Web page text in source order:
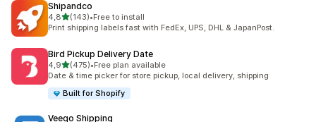
Shipandco
4,8z 5 hvězd
(143)
Celkový počet recenzí: 143
•Free to install
Print shipping labels fast with FedEx, UPS, DHL & JapanPost.
Bird Pickup Delivery Date
4,9z 5 hvězd
(475)
Celkový počet recenzí: 475
•Free plan available
Date & time picker for store pickup, local delivery, shipping
Built for Shopify
Veeqo Shipping